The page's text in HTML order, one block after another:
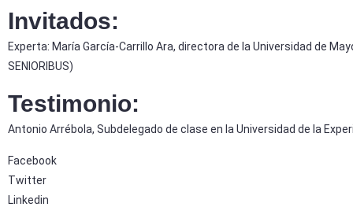
Invitados:
Experta: María García-Carrillo Ara, directora de la Universidad de
SENIORIBUS)
Testimonio:
Antonio Arrébola, Subdelegado de clase en la Universidad de la
Facebook
Twitter
Linkedin